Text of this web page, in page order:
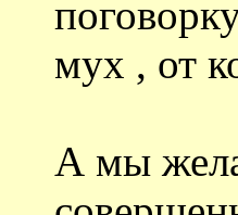
мух , от
А мы